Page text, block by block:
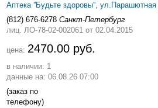
Аптека ''Будьте здоровы'', ул.Парашютная
(812) 676-6278 Санкт-Петербург
лиц. ЛО-78-02-002061 от 02.04.2015
цена: 2470.00 руб.
в наличии: 1
данные на: 06.08.26 07:00
(заказ по
телефону)